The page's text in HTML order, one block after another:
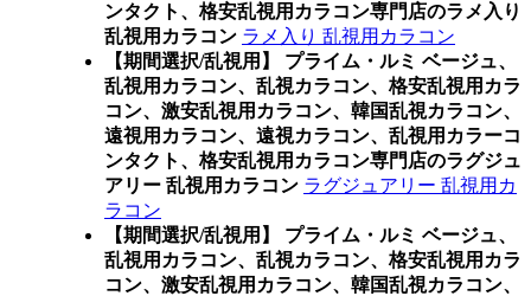
ンタクト、格安乱視用カラコン専門店のラメ入り
乱視用カラコン ラメ入り 乱視用カラコン
【期間選択/乱視用】 プライム・ルミ ベージュ、
乱視用カラコン、乱視カラコン、格安乱視用カラ
コン、激安乱視用カラコン、韓国乱視カラコン、
遠視用カラコン、遠視カラコン、乱視用カラーコ
ンタクト、格安乱視用カラコン専門店のラグジュ
アリー 乱視用カラコン ラグジュアリー 乱視用カ
ラコン
【期間選択/乱視用】 プライム・ルミ ベージュ、
乱視用カラコン、乱視カラコン、格安乱視用カラ
コン、激安乱視用カラコン、韓国乱視カラコン、